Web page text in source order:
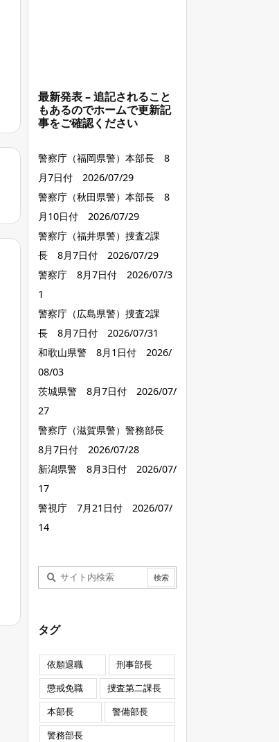
最新発表 – 追記されること
もあるのでホームで更新記
事をご確認ください
警察庁（福岡県警）本部長 8
月7日付 2026/07/29
警察庁（秋田県警）本部長 8
月10日付 2026/07/29
警察庁（福井県警）捜査2課
長 8月7日付 2026/07/29
警察庁 8月7日付 2026/07/3
1
警察庁（広島県警）捜査2課
長 8月7日付 2026/07/31
和歌山県警 8月1日付 2026/
08/03
茨城県警 8月7日付 2026/07/
27
警察庁（滋賀県警）警務部長
8月7日付 2026/07/28
新潟県警 8月3日付 2026/07/
17
警視庁 7月21日付 2026/07/
14
タグ
依願退職
刑事部長
懲戒免職
捜査第二課長
本部長
警備部長
警務部長